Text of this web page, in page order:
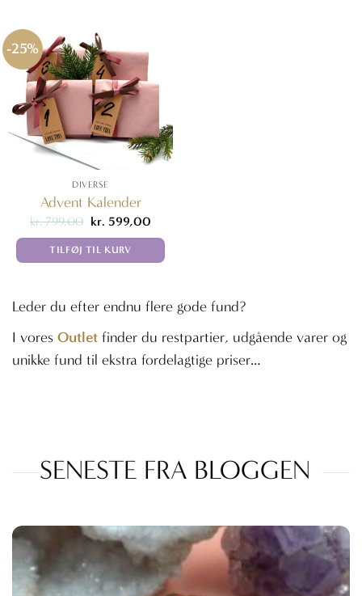
-25%
DIVERSE
Advent Kalender
kr.799,00 Den
pris
var:
kr. 599,00Den
pris
TILFØJ TIL KURV
Leder du efter endnu flere gode fund?
I vores Outlet finder du restpartier, udgående varer og
unikke fund til ekstra fordelagtige priser…
SENESTE FRA BLOGGEN